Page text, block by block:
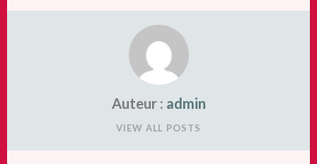
Auteur : admin
VIEW ALL POSTS